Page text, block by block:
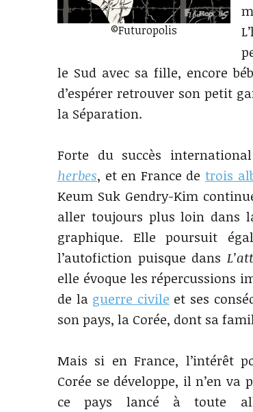
©Futuropolis
le Sud avec sa fille, encore
d’espérer retrouver son petit
la Séparation.
Forte du succès
herbes, et en France de trois
Keum Suk Gendry-Kim
aller toujours plus loin dans
graphique. Elle poursuit
l’autofiction puisque dans
elle évoque les répercussions
de la guerre civile et ses
son pays, la Corée, dont sa
Mais si en France, l’intérêt
Corée se développe, il n’en va
ce pays lancé à toute